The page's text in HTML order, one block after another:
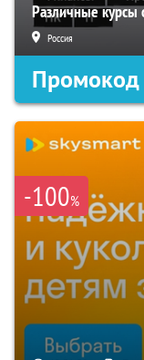
Различные курсы
Россия
Промокод
-100%